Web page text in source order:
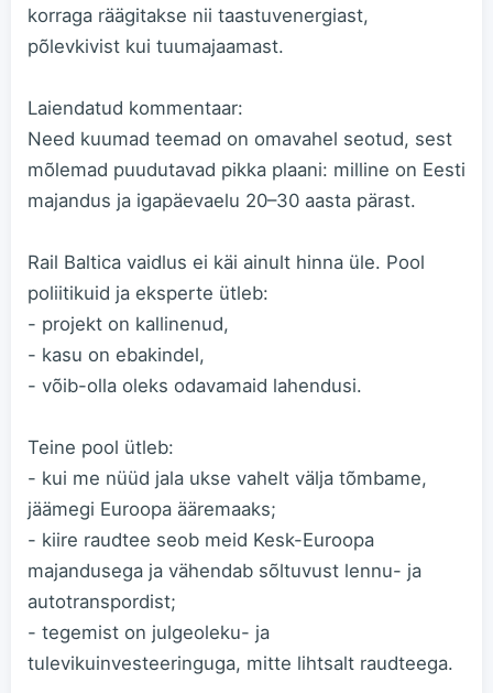
korraga räägitakse nii taastuvenergiast,
põlevkivist kui tuumajaamast.
Laiendatud kommentaar:
Need kuumad teemad on omavahel seotud, sest
mõlemad puudutavad pikka plaani: milline on Eesti
majandus ja igapäevaelu 20–30 aasta pärast.
Rail Baltica vaidlus ei käi ainult hinna üle. Pool
poliitikuid ja eksperte ütleb:
- projekt on kallinenud,
- kasu on ebakindel,
- võib-olla oleks odavamaid lahendusi.
Teine pool ütleb:
- kui me nüüd jala ukse vahelt välja tõmbame,
jäämegi Euroopa ääremaaks;
- kiire raudtee seob meid Kesk-Euroopa
majandusega ja vähendab sõltuvust lennu- ja
autotranspordist;
- tegemist on julgeoleku- ja
tulevikuinvesteeringuga, mitte lihtsalt raudteega.